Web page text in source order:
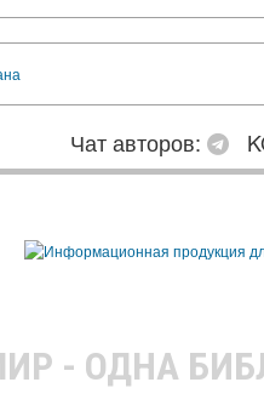
Чат авторов:
- ОДНА